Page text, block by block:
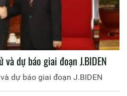
dự báo giai đoạn J.BIDEN
dự báo giai đoạn J.BIDEN